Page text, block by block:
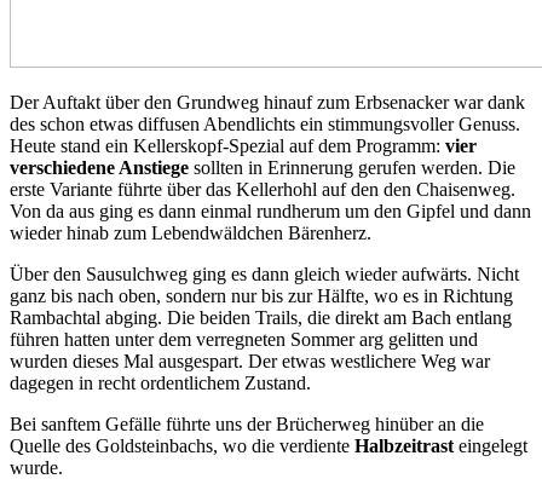
Der Auftakt über den Grundweg hinauf zum Erbsenacker war dank
des schon etwas diffusen Abendlichts ein stimmungsvoller Genuss.
Heute stand ein Kellerskopf-Spezial auf dem Programm: vier
verschiedene Anstiege sollten in Erinnerung gerufen werden. Die
erste Variante führte über das Kellerhohl auf den den Chaisenweg.
Von da aus ging es dann einmal rundherum um den Gipfel und dann
wieder hinab zum Lebendwäldchen Bärenherz.
Über den Sausulchweg ging es dann gleich wieder aufwärts. Nicht
ganz bis nach oben, sondern nur bis zur Hälfte, wo es in Richtung
Rambachtal abging. Die beiden Trails, die direkt am Bach entlang
führen hatten unter dem verregneten Sommer arg gelitten und
wurden dieses Mal ausgespart. Der etwas westlichere Weg war
dagegen in recht ordentlichem Zustand.
Bei sanftem Gefälle führte uns der Brücherweg hinüber an die
Quelle des Goldsteinbachs, wo die verdiente Halbzeitrast eingelegt
wurde.